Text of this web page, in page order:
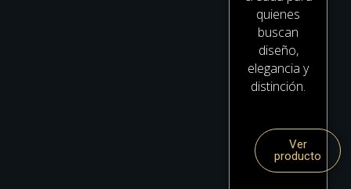
quienes
buscan
diseño,
elegancia y
distinción.
Ver
producto